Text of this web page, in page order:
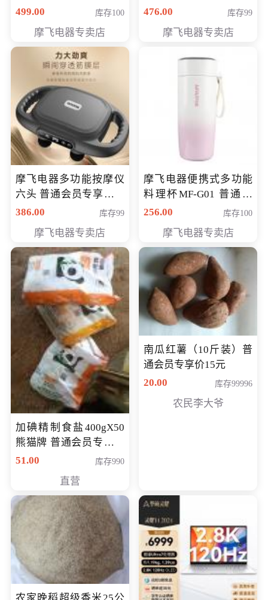
元
499.00 库存100
摩飞电器专卖店
价298元
476.00 库存99
摩飞电器专卖店
摩飞电器多功能按摩仪
六头 普通会员专享价格
199元
386.00 库存99
摩飞电器专卖店
摩飞电器便携式多功能
料理杯MF-G01 普通会
员专享价格118元
256.00 库存100
摩飞电器专卖店
加碘精制食盐400gX50
熊猫牌 普通会员专享价
格50元
51.00 库存990
直营
南瓜红薯（10斤装）普
通会员专享价15元
20.00
库存99996
农民李大爷